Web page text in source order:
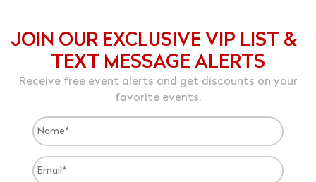
JOIN OUR EXCLUSIVE VIP LIST &
TEXT MESSAGE ALERTS
Receive free event alerts and get discounts on your
favorite events.